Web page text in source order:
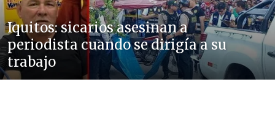
Iquitos: sicarios asesinan a
periodista cuando se dirigía a su
trabajo